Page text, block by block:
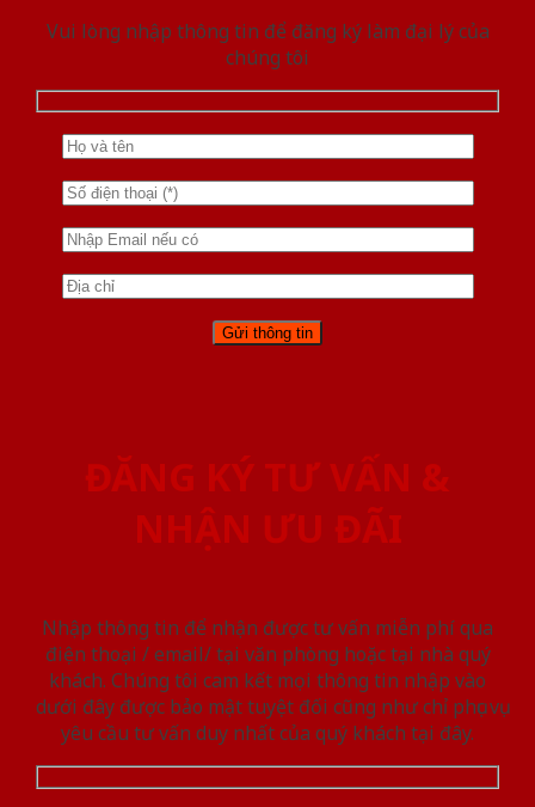
Vui lòng nhập thông tin để đăng ký làm đại lý của
chúng tôi
ĐĂNG KÝ TƯ VẤN &
NHẬN ƯU ĐÃI
Nhập thông tin để nhận được tư vấn miễn phí qua
điện thoại / email/ tại văn phòng hoặc tại nhà quý
khách. Chúng tôi cam kết mọi thông tin nhập vào
dưới đây được bảo mật tuyệt đối cũng như chỉ phục vụ
yêu cầu tư vấn duy nhất của quý khách tại đây.